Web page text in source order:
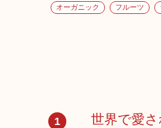
オーガニック フルーツ
1 世界で愛